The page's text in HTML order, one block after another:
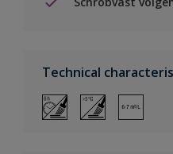
Technical